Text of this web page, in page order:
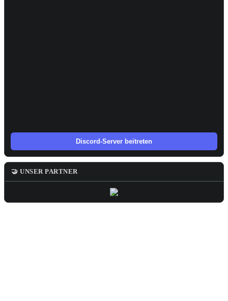
Discord-Server beitreten
🤝 UNSER PARTNER